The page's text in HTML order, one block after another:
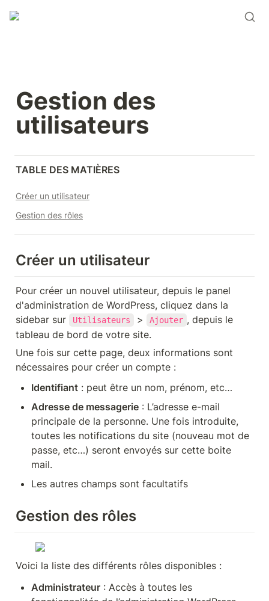
Gestion des
utilisateurs
TABLE DES MATIÈRES
Créer un utilisateur
Gestion des rôles
Créer un utilisateur
Pour créer un nouvel utilisateur, depuis le panel
d'administration de WordPress, cliquez dans la
sidebar sur
Utilisateurs > Ajouter , depuis le
tableau de bord de votre site.
Une fois sur cette page, deux informations sont
nécessaires pour créer un compte :
Identifiant : peut être un nom, prénom, etc…
Adresse de messagerie : L’adresse e-mail
principale de la personne. Une fois introduite,
toutes les notifications du site (nouveau mot de
passe, etc…) seront envoyés sur cette boite
mail.
Les autres champs sont facultatifs
Gestion des rôles
Voici la liste des différents rôles disponibles :
Administrateur : Accès à toutes les